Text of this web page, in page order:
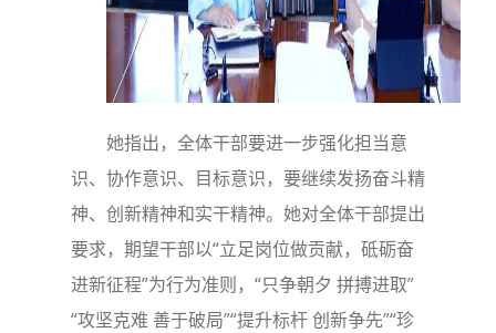
她指出，全体干部要进一步强化担当意
识、协作意识、目标意识，要继续发扬奋斗精
神、创新精神和实干精神。她对全体干部提出
要求，期望干部以“立足岗位做贡献，砥砺奋
进新征程”为行为准则，“只争朝夕 拼搏进取”
“攻坚克难 善于破局”“提升标杆 创新争先”“珍